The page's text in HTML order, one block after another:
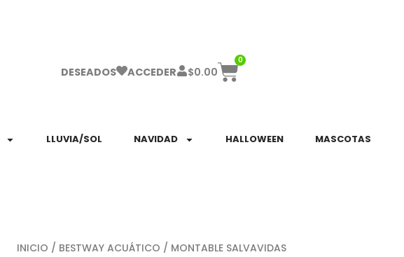
DESEADOS ACCEDER $0.00
0
LLUVIA/SOL NAVIDAD HALLOWEEN MASCOTAS
INICIO / BESTWAY ACUÁTICO / MONTABLE SALVAVIDAS